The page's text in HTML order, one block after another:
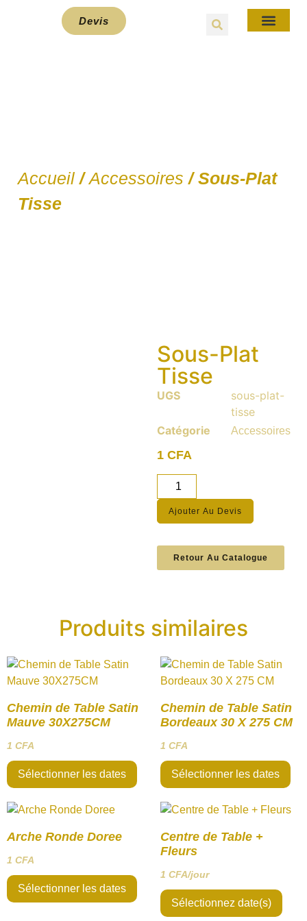
Devis
Accueil /Accessoires / Sous-Plat
Tisse
Sous-Plat
Tisse
UGS
sous-plat-
tisse
Catégorie
Accessoires
1CFA
Ajouter Au Devis
Retour Au Catalogue
Produits similaires
Chemin de Table Satin
Mauve 30X275CM
1 CFA
Sélectionner les dates
Chemin de Table Satin
Bordeaux 30 X 275 CM
1 CFA
Sélectionner les dates
Arche Ronde Doree
1 CFA
Sélectionner les dates
Centre de Table +
Fleurs
1 CFA/jour
Sélectionnez date(s)